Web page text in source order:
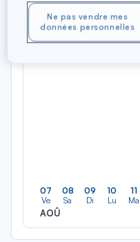
Précédent Aller /
07
Ve
AOÛ
08
Sa
09
Di
10
Lu
11
Ma
Ne pas vendre mes
données personnelles